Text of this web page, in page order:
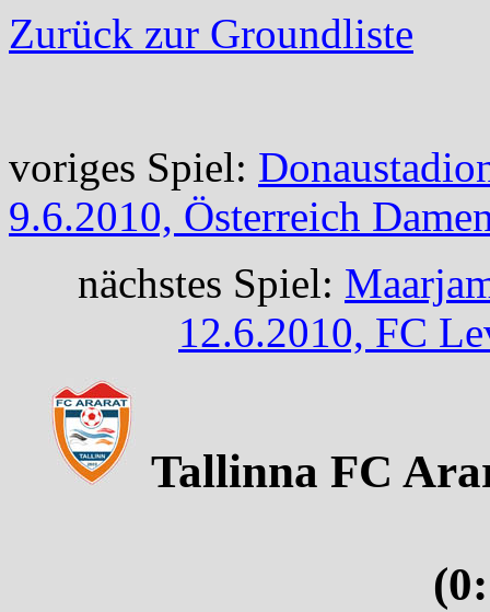
Zurück zur Groundliste
voriges Spiel:
9.6.2010, Österreich
nächstes Spiel:
12.6.2010, FC
Tallinna FC